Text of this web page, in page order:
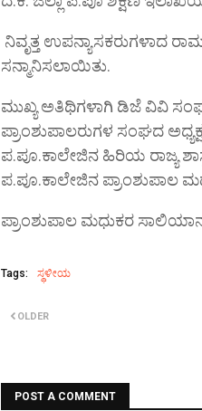
ನಿವೃತ್ತ ಉಪನ್ಯಾಸಕರುಗಳಾದ
ಸನ್ಮಾನಿಸಲಾಯಿತು.
ಮುಖ್ಯ ಅತಿಥಿಗಳಾಗಿ ಡಿಜೆ ವಿವಿ
ಪ್ರಾಂಶುಪಾಲರುಗಳ ಸಂಘದ
ಪ.ಪೂ.ಕಾಲೇಜಿನ ಹಿರಿಯ ರಾಜ್ಯ
ಪ.ಪೂ.ಕಾಲೇಜಿನ ಪ್ರಾಂಶುಪಾಲ
ಪ್ರಾಂಶುಪಾಲ ಮಧುಕರ
Tags: ಸ್ಥಳೀಯ
OLDER
POST A COMMENT